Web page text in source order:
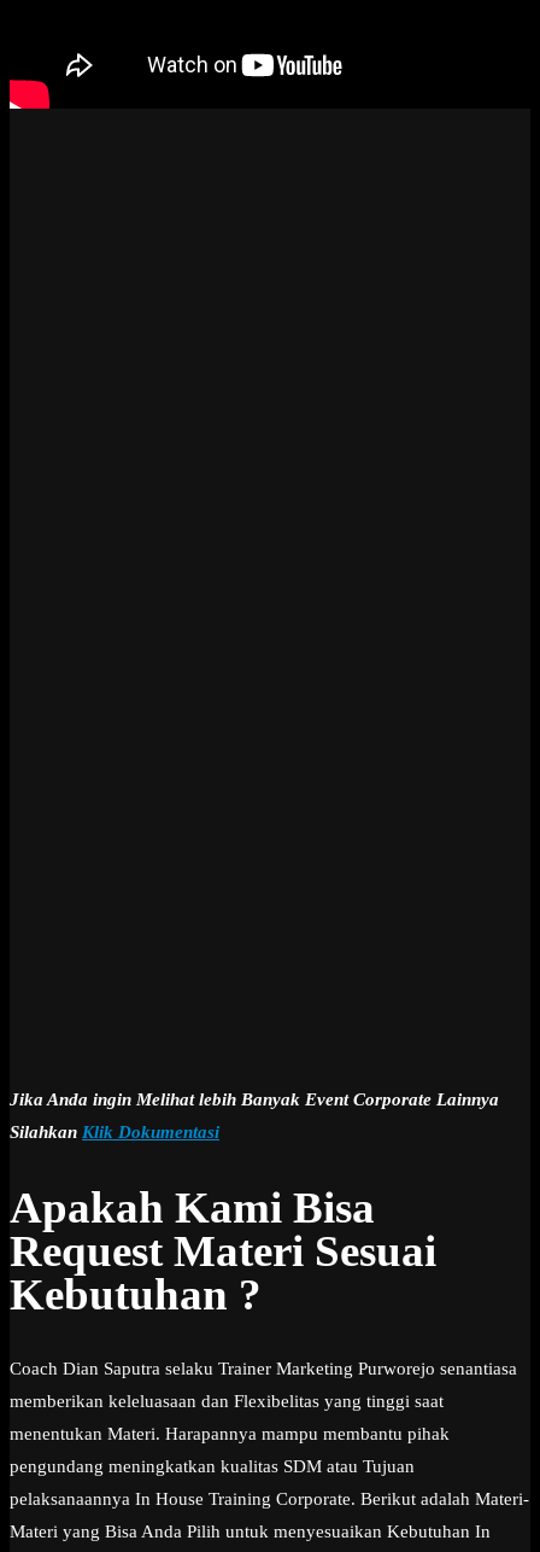
Jika Anda ingin Melihat lebih Banyak Event Corporate Lainnya
Silahkan Klik Dokumentasi
Apakah Kami Bisa
Request Materi Sesuai
Kebutuhan ?
Coach Dian Saputra selaku Trainer Marketing Purworejo senantiasa
memberikan keleluasaan dan Flexibelitas yang tinggi saat
menentukan Materi. Harapannya mampu membantu pihak
pengundang meningkatkan kualitas SDM atau Tujuan
pelaksanaannya In House Training Corporate. Berikut adalah Materi-
Materi yang Bisa Anda Pilih untuk menyesuaikan Kebutuhan In